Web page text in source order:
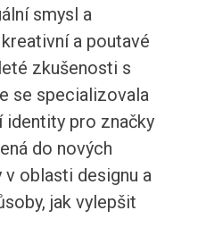
smysl a
a poutavé
zkušenosti s
se specializovala
identity pro značky
do nových
oblasti designu a
jak vylepšit